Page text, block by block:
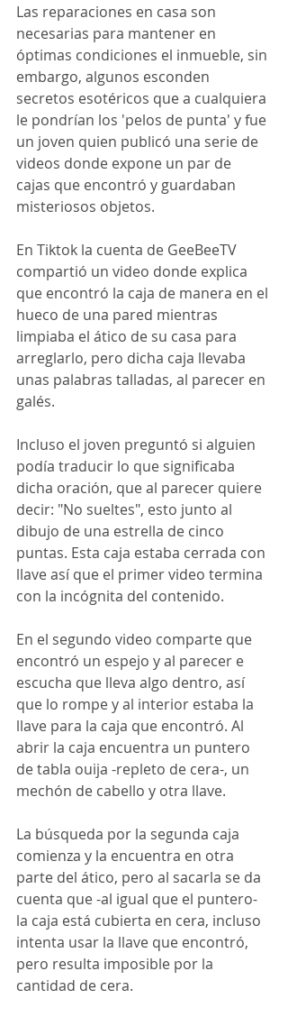
Las reparaciones en casa son
necesarias para mantener en
óptimas condiciones el inmueble, sin
embargo, algunos esconden
secretos esotéricos que a cualquiera
le pondrían los 'pelos de punta' y fue
un joven quien publicó una serie de
videos donde expone un par de
cajas que encontró y guardaban
misteriosos objetos.
En Tiktok la cuenta de GeeBeeTV
compartió un video donde explica
que encontró la caja de manera en el
hueco de una pared mientras
limpiaba el ático de su casa para
arreglarlo, pero dicha caja llevaba
unas palabras talladas, al parecer en
galés.
Incluso el joven preguntó si alguien
podía traducir lo que significaba
dicha oración, que al parecer quiere
decir: "No sueltes", esto junto al
dibujo de una estrella de cinco
puntas​. Esta caja estaba cerrada con
llave así que el primer video termina
con la incógnita del contenido.
En el segundo video comparte que
encontró un espejo y al parecer e
escucha que lleva algo dentro, así
que lo rompe y al interior estaba la
llave para la caja que encontró. Al
abrir la caja encuentra un puntero
de tabla ouija -repleto de cera-, un
mechón de cabello y otra llave.
La búsqueda por la segunda caja
comienza y la encuentra en otra
parte del ático, pero al sacarla se da
cuenta que -al igual que el puntero-
la caja está cubierta en cera, incluso
intenta usar la llave que encontró,
pero resulta imposible por la
cantidad de cera.